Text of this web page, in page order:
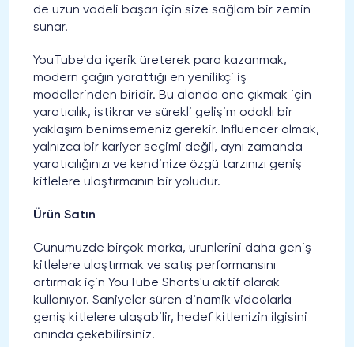
de uzun vadeli başarı için size sağlam bir zemin
sunar.
YouTube'da içerik üreterek para kazanmak,
modern çağın yarattığı en yenilikçi iş
modellerinden biridir. Bu alanda öne çıkmak için
yaratıcılık, istikrar ve sürekli gelişim odaklı bir
yaklaşım benimsemeniz gerekir. Influencer olmak,
yalnızca bir kariyer seçimi değil, aynı zamanda
yaratıcılığınızı ve kendinize özgü tarzınızı geniş
kitlelere ulaştırmanın bir yoludur.
Ürün Satın
Günümüzde birçok marka, ürünlerini daha geniş
kitlelere ulaştırmak ve satış performansını
artırmak için YouTube Shorts'u aktif olarak
kullanıyor. Saniyeler süren dinamik videolarla
geniş kitlelere ulaşabilir, hedef kitlenizin ilgisini
anında çekebilirsiniz.